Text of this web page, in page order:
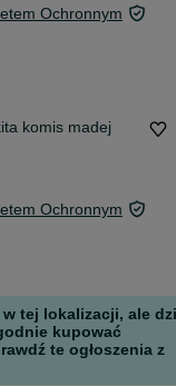
Ochronnym
Ochronnym
tej lokalizacji, ale
kupować
te ogłoszenia z